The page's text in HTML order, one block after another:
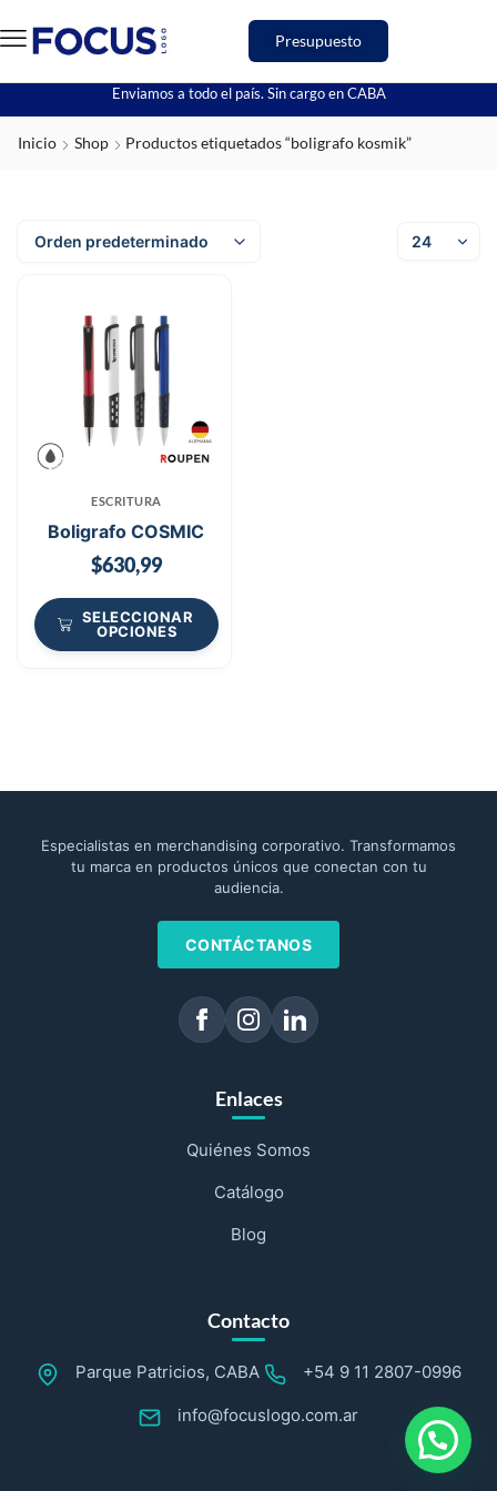
Presupuesto
Enviamos a todo el país. Sin cargo en CABA
Inicio Shop Productos etiquetados “boligrafo kosmik”
ESCRITURA
Boligrafo COSMIC
$630,99
SELECCIONAR
OPCIONES
Especialistas en merchandising corporativo. Transformamos
tu marca en productos únicos que conectan con tu
audiencia.
CONTÁCTANOS
Enlaces
Quiénes Somos
Catálogo
Blog
Contacto
Parque Patricios, CABA +54 9 11 2807-0996
info@focuslogo.com.ar